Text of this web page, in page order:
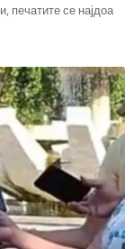
печатите се најдоа